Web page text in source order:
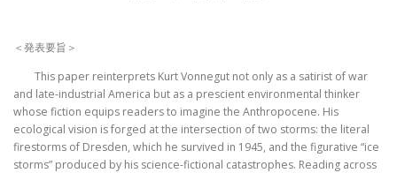
＜発表要旨＞
This paper reinterprets Kurt Vonnegut not only as a satirist of war
and late-industrial America but as a prescient environmental thinker
whose fiction equips readers to imagine the Anthropocene. His
ecological vision is forged at the intersection of two storms: the literal
firestorms of Dresden, which he survived in 1945, and the figurative “ice
storms” produced by his science-fictional catastrophes. Reading across